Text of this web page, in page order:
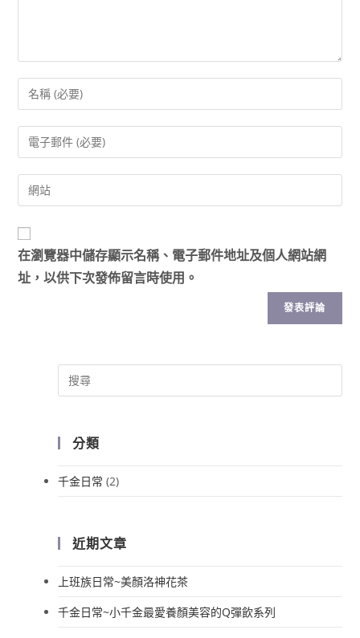
在瀏覽器中儲存顯示名稱、電子郵件地址及個人網站網
址，以供下次發佈留言時使用。
分類
千金日常 (2)
近期文章
上班族日常~美顏洛神花茶
千金日常~小千金最愛養顏美容的Q彈飲系列